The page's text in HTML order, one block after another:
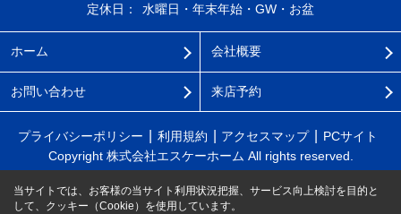
定休日：
水曜日・年末年始・GW・お盆
ホーム 会社概要
お問い合わせ 来店予約
プライバシーポリシー 利用規約 アクセスマップ
PCサイト
Copyright 株式会社エスケーホーム All rights reserved.
当サイトでは、お客様の当サイト利用状況把握、サービス向上検討を目的と
して、クッキー（Cookie）を使用しています。